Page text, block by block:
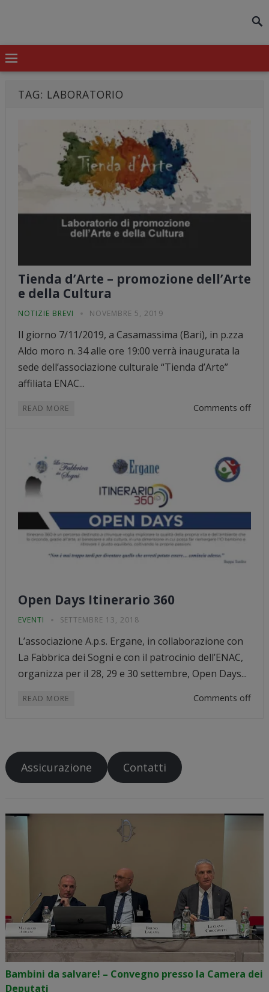
TAG: LABORATORIO
Tienda d’Arte – promozione dell’Arte
e della Cultura
NOTIZIE BREVI NOVEMBRE 5, 2019
Il giorno 7/11/2019, a Casamassima (Bari), in p.zza
Aldo moro n. 34 alle ore 19:00 verrà inaugurata la
sede dell’associazione culturale “Tienda d’Arte”
affiliata ENAC...
READ MORE Comments off
Open Days Itinerario 360
EVENTI SETTEMBRE 13, 2018
L’associazione A.p.s. Ergane, in collaborazione con
La Fabbrica dei Sogni e con il patrocinio dell’ENAC,
organizza per il 28, 29 e 30 settembre, Open Days...
READ MORE Comments off
Assicurazione Contatti
Bambini da salvare! – Convegno presso la Camera dei
Deputati